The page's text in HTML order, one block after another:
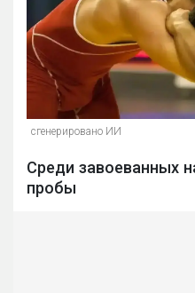
сгенерировано ИИ
Среди завоеванных
пробы